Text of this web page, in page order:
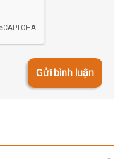
Gửi bình luận